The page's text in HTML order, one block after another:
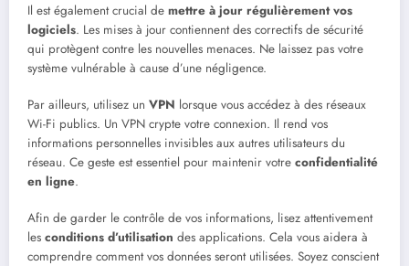
Il est également crucial de mettre à jour régulièrement vos
logiciels. Les mises à jour contiennent des correctifs de sécurité
qui protègent contre les nouvelles menaces. Ne laissez pas votre
système vulnérable à cause d’une négligence.
Par ailleurs, utilisez un VPN lorsque vous accédez à des réseaux
Wi-Fi publics. Un VPN crypte votre connexion. Il rend vos
informations personnelles invisibles aux autres utilisateurs du
réseau. Ce geste est essentiel pour maintenir votre confidentialité
en ligne.
Afin de garder le contrôle de vos informations, lisez attentivement
les conditions d’utilisation des applications. Cela vous aidera à
comprendre comment vos données seront utilisées. Soyez conscient